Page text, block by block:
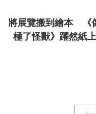
將展覽搬到繪本 《
極了怪獸》躍然紙上